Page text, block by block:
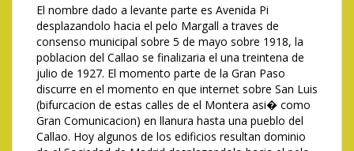
El nombre dado a levante parte es Avenida Pi
desplazandolo hacia el pelo Margall a traves de
consenso municipal sobre 5 de mayo sobre 1918, la
poblacion del Callao se finalizaria el una treintena de
julio de 1927. El momento parte de la Gran Paso
discurre en el momento en que internet sobre San Luis
(bifurcacion de estas calles de el Montera asi� como
Gran Comunicacion) en llanura hasta una pueblo del
Callao. Hoy algunos de los edificios resultan dominio